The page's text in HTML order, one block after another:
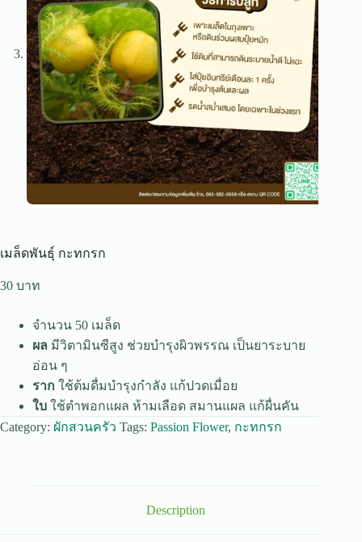
เมล็ดพันธุ์ กะทกรก
30
จำนวน 50 เมล็ด
ผล มีวิตามินซีสูง ช่วยบำรุงผิวพรรณ เป็นยาระบาย
อ่อน ๆ
ราก ใช้ต้มดื่มบำรุงกำลัง แก้ปวดเมื่อย
ใบ ใช้ตำพอกแผล ห้ามเลือด สมานแผล แก้ผื่นคัน
Category: ผักสวนครัว Tags: Passion Flower, กะทกรก
Description